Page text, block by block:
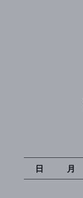
日 月